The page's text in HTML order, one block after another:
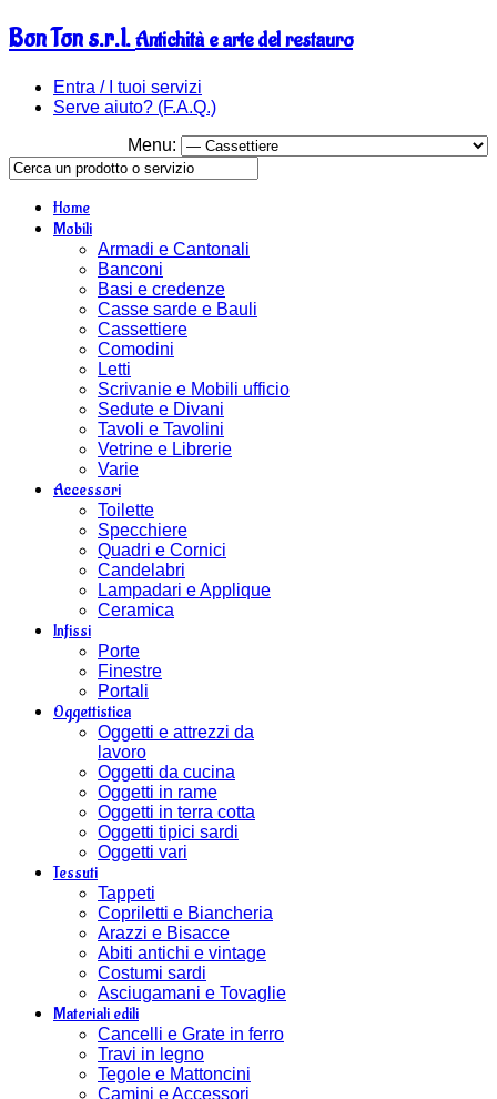
Bon Ton s.r.l.Antichità e arte del restauro
Entra / I tuoi servizi
Serve aiuto? (F.A.Q.)
Menu:
Home
Mobili
Armadi e Cantonali
Banconi
Basi e credenze
Casse sarde e Bauli
Cassettiere
Comodini
Letti
Scrivanie e Mobili ufficio
Sedute e Divani
Tavoli e Tavolini
Vetrine e Librerie
Varie
Accessori
Toilette
Specchiere
Quadri e Cornici
Candelabri
Lampadari e Applique
Ceramica
Infissi
Porte
Finestre
Portali
Oggettistica
Oggetti e attrezzi da
lavoro
Oggetti da cucina
Oggetti in rame
Oggetti in terra cotta
Oggetti tipici sardi
Oggetti vari
Tessuti
Tappeti
Copriletti e Biancheria
Arazzi e Bisacce
Abiti antichi e vintage
Costumi sardi
Asciugamani e Tovaglie
Materiali edili
Cancelli e Grate in ferro
Travi in legno
Tegole e Mattoncini
Camini e Accessori